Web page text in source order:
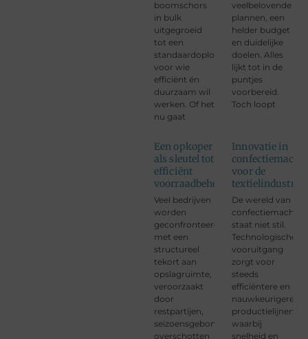
boomschors
in bulk
uitgegroeid
tot een
standaardoplossing
voor wie
efficiënt én
duurzaam wil
werken. Of het
nu gaat
veelbelovende
plannen, een
helder budget
en duidelijke
doelen. Alles
lijkt tot in de
puntjes
voorbereid.
Toch loopt
Een opkoper
als sleutel tot
efficiënt
voorraadbeheer
Veel bedrijven
worden
geconfronteerd
met een
structureel
tekort aan
opslagruimte,
veroorzaakt
door
restpartijen,
seizoensgebonden
overschotten
Innovatie in
voor de
textielindustrie
De wereld van
staat niet stil.
Technologische
vooruitgang
zorgt voor
steeds
efficiëntere en
nauwkeurigere
productielijnen,
waarbij
snelheid en